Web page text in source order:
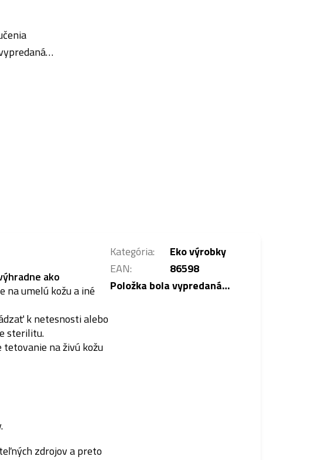
ako
na umelú kožu a iné
k netesnosti alebo
sterilitu.
na živú kožu
zdrojov a preto
Kategória:
Eko výrobky
EAN:
86598
Položka bola vypredaná…